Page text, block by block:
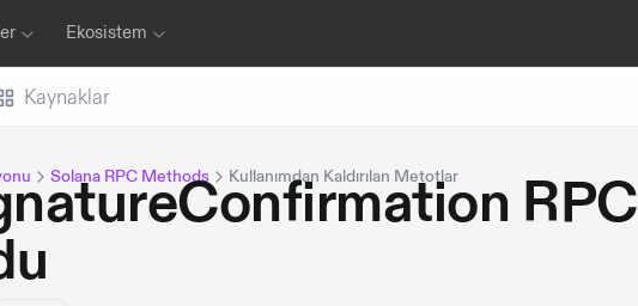
Ekosistem
Kaynaklar
Solana RPC Methods Kullanımdan Kaldırılan Metotlar
RPC